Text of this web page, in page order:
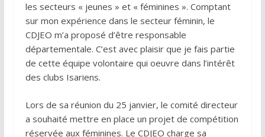
les secteurs « jeunes » et « féminines ». Comptant
sur mon expérience dans le secteur féminin, le
CDJEO m’a proposé d’être responsable
départementale. C’est avec plaisir que je fais partie
de cette équipe volontaire qui oeuvre dans l’intérêt
des clubs Isariens.
Lors de sa réunion du 25 janvier, le comité directeur
a souhaité mettre en place un projet de compétition
réservée aux féminines. Le CDJEO charge sa